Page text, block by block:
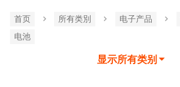
首页 所有类別 电子产品
电池
显示所有类别